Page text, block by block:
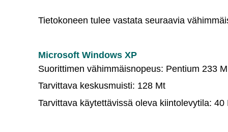
Tietokoneen tulee vastata seuraavia
Microsoft Windows XP
Suorittimen vähimmäisnopeus: Pentium 233
Tarvittava keskusmuisti: 128 Mt
Tarvittava käytettävissä oleva kiintolevytila: 40